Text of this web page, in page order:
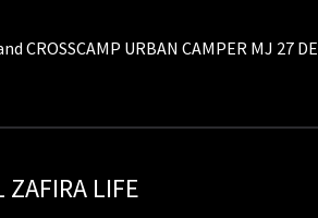
CROSSCAMP URBAN CAMPER MJ 27 DE
ZAFIRA LIFE